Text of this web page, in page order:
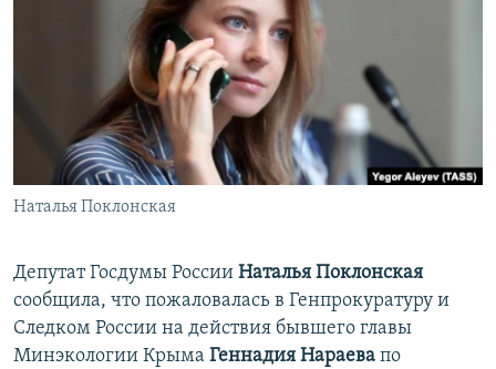
ПОБЕДИТЕЛЕЙ НЕ СУДЯТ?
КРЫМ.НЕПОКОРЕННЫЙ
УКРАИНСКАЯ ПРОБЛЕМА КРЫМА
ПРИСОЕДИНЯЙТЕСЬ!
Все сайты RFE/RL
Наталья Поклонская
Депутат Госдумы России Наталья Поклонская
сообщила, что пожаловалась в Генпрокуратуру и
Следком России на действия бывшего главы
Минэкологии Крыма Геннадия Нараева по